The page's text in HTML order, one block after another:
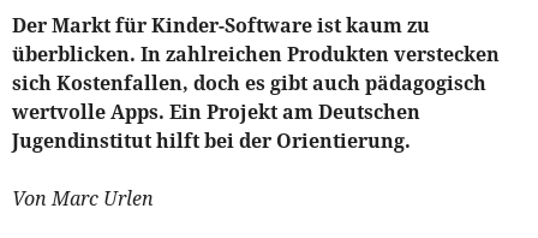
Der Markt für Kinder-Software ist kaum zu
überblicken. In zahlreichen Produkten verstecken
sich Kostenfallen, doch es gibt auch pädagogisch
wertvolle Apps. Ein Projekt am Deutschen
Jugendinstitut hilft bei der Orientierung.
Von Marc Urlen